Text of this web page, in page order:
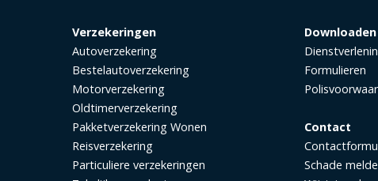
Verzekeringen
Autoverzekering
Bestelautoverzekering
Motorverzekering
Oldtimerverzekering
Pakketverzekering Wonen
Reisverzekering
Particuliere verzekeringen
Downloaden
Formulieren
Contact
Schade